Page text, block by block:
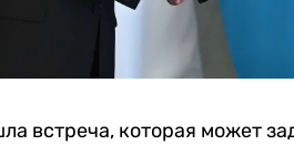
встреча, которая может